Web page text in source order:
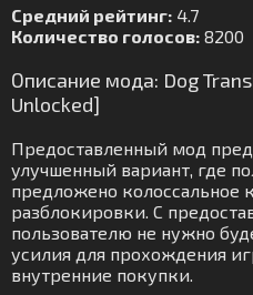
Средний рейтинг: 4.7
Количество голосов: 8200
Описание мода: Dog
Unlocked]
Предоставленный мод
улучшенный вариант, где
предложено колоссальное
разблокировки. С
пользователю не нужно
усилия для прохождения
внутренние покупки.